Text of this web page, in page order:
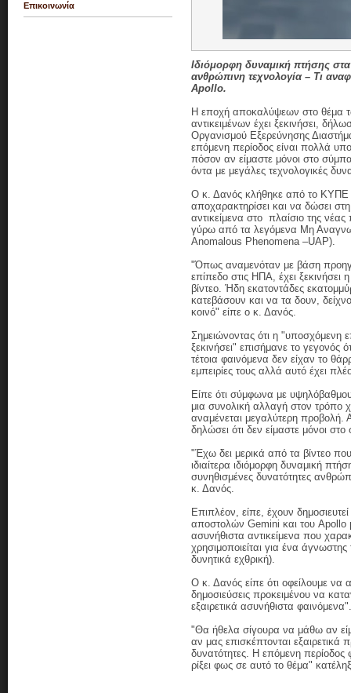
Επικοινωνία
Ιδιόμορφη δυναμική πτήσης στα
ανθρώπινη τεχνολογία – Τι
Apollo.
Η εποχή αποκαλύψεων στο θέμα
αντικειμένων έχει ξεκινήσει,
Οργανισμού Εξερεύνησης
επόμενη περίοδος είναι πολλά
πόσον αν είμαστε μόνοι στο
όντα με μεγάλες τεχνολογικές
Ο κ. Δανός κλήθηκε από το ΚΥΠΕ
αποχαρακτηρίσει και να δώσει
αντικείμενα στο πλαίσιο της
γύρω από τα λεγόμενα Mη
Anomalous Phenomena –UAP).
"Όπως αναμενόταν με βάση
επίπεδο στις ΗΠΑ, έχει
βίντεο. Ήδη εκατοντάδες
κατεβάσουν και να τα δουν,
κοινό" είπε ο κ. Δανός.
Σημειώνοντας ότι η
ξεκινήσει" επισήμανε το γεγονός
τέτοια φαινόμενα δεν είχαν το
εμπειρίες τους αλλά αυτό έχει
Είπε ότι σύμφωνα με
μια συνολική αλλαγή στον τρόπο
αναμένεται μεγαλύτερη προβολή.
δηλώσει ότι δεν είμαστε μόνοι
"Έχω δει μερικά από τα βίντεο
ιδιαίτερα ιδιόμορφη δυναμική
συνηθισμένες δυνατότητες
κ. Δανός.
Επιπλέον, είπε, έχουν
αποστολών Gemini και του Apollo
ασυνήθιστα αντικείμενα που
χρησιμοποιείται για ένα
δυνητικά εχθρική).
Ο κ. Δανός είπε ότι οφείλουμε να
δημοσιεύσεις προκειμένου να
εξαιρετικά ασυνήθιστα φαινόμενα".
"Θα ήθελα σίγουρα να μάθω αν
αν μας επισκέπτονται εξαιρετικά
δυνατότητες. Η επόμενη περίοδος
ρίξει φως σε αυτό το θέμα"